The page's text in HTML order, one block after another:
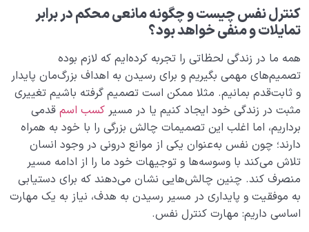
قضا و قدر و اختیار 0/13
ابتلاء و امتحان در زندگی
شیطان دشمن آشکار 0/14
بیماری‌های پنهان روح 0/15
شناخت بهشت و جهنم 0/22
نگاه ابدی و آمادگی برای آخرت 0/14
از خیال تا سلامت قلب 0/31
کنترل ‌‌نفس ‌‌چیست ‌‌و ‌‌چگونه ‌‌مانعی ‌‌محکم ‌‌در ‌‌برابر
‌‌تمایلات ‌‌و ‌‌منفی ‌‌خواهد ‌‌بود؟
همه ‌‌ما ‌‌در ‌‌زندگی ‌‌لحظاتی ‌‌را ‌‌تجربه ‌‌کرده‌ایم ‌‌که ‌‌لازم ‌‌بوده
‌‌تصمیم‌های ‌‌مهمی ‌‌بگیریم ‌‌و ‌‌برای ‌‌رسیدن ‌‌به ‌‌اهداف ‌‌بزرگ‌مان ‌‌پایدار
‌‌و ‌‌ثابت‌قدم ‌‌بمانیم. ‌‌مثلا ‌‌ممکن ‌‌است ‌‌تصمیم ‌‌گرفته ‌‌باشیم ‌‌تغییری
‌‌مثبت ‌‌در ‌‌زندگی ‌‌خود ‌‌ایجاد ‌‌کنیم ‌‌یا ‌‌در ‌‌مسیر ‌‌ کسب ‌‌اسم ‌‌قدمی
‌‌برداریم، ‌‌اما ‌‌اغلب ‌‌این ‌‌تصمیمات ‌‌چالش ‌‌بزرگی ‌‌را ‌‌با ‌‌خود ‌‌به ‌‌همراه
‌‌دارند؛ ‌‌چون ‌‌نفس ‌‌به‌عنوان ‌‌یکی ‌‌از ‌‌موانع ‌‌درونی ‌‌در ‌‌وجود ‌‌انسان
‌‌تلاش ‌‌می‌کند ‌‌با ‌‌وسوسه‌ها ‌‌و ‌‌توجیهات ‌‌خود ‌‌ما ‌‌را ‌‌از ‌‌ادامه ‌‌مسیر
‌‌منصرف ‌‌کند. ‌‌چنین ‌‌چالش‌هایی ‌‌نشان ‌‌می‌دهند ‌‌که ‌‌برای ‌‌دستیابی
‌‌به ‌‌موفقیت ‌‌و ‌‌پایداری ‌‌در ‌‌مسیر ‌‌رسیدن ‌‌به ‌‌هدف، ‌‌نیاز ‌‌به ‌‌یک ‌‌مهارت
‌‌اساسی ‌‌داریم: ‌‌مهارت ‌‌کنترل ‌‌نفس.